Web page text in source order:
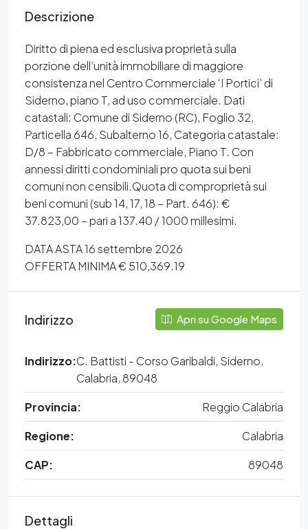
Descrizione
Diritto di piena ed esclusiva proprietà sulla
porzione dell’unità immobiliare di maggiore
consistenza nel Centro Commerciale ‘I Portici’ di
Siderno, piano T, ad uso commerciale. Dati
catastali: Comune di Siderno (RC), Foglio 32,
Particella 646, Subalterno 16, Categoria catastale:
D/8 – Fabbricato commerciale, Piano T. Con
annessi diritti condominiali pro quota sui beni
comuni non censibili.Quota di comproprietà sui
beni comuni (sub 14, 17, 18 – Part. 646): €
37.823,00 – pari a 137.40 / 1000 millesimi.
DATA ASTA 16 settembre 2026
OFFERTA MINIMA € 510,369.19
Indirizzo Apri su Google Maps
Indirizzo:C. Battisti - Corso Garibaldi, Siderno,
Calabria, 89048
Provincia:
Reggio Calabria
Regione:
Calabria
CAP:
89048
Dettagli